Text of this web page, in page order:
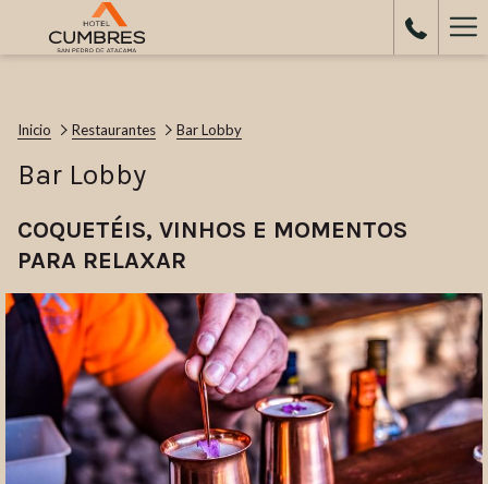
Inicio Restaurantes Bar Lobby
Bar Lobby
COQUETÉIS, VINHOS E MOMENTOS
PARA RELAXAR